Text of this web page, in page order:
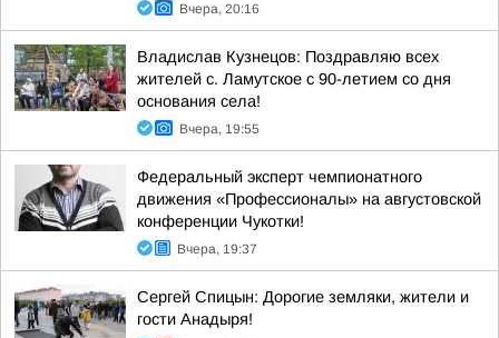
Вчера, 20:16
Владислав Кузнецов: Поздравляю всех
жителей с. Ламутское с 90-летием со дня
основания села!
Вчера, 19:55
Федеральный эксперт чемпионатного
движения «Профессионалы» на августовской
конференции Чукотки!
Вчера, 19:37
Сергей Спицын: Дорогие земляки, жители и
гости Анадыря!